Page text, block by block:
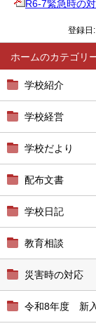
ホーム
学校紹介
学校経営
学校だより
配布文書
学校日記
教育相談
災害時の対応
令和8年度 新
R6-7緊急時の
登録日: